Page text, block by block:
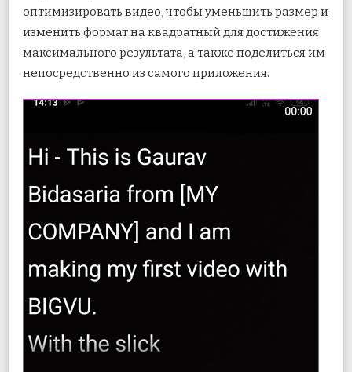
оптимизировать видео, чтобы уменьшить размер и
изменить формат на квадратный для достижения
максимального результата, а также поделиться им
непосредственно из самого приложения.